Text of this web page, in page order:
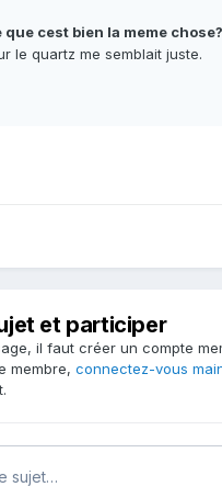
que cest bien la meme chose?
le quartz me semblait juste.
et participer
il faut créer un compte
membre, connectez-vous
sujet…